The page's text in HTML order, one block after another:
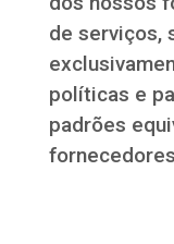
de serviços,
políticas e
padrões